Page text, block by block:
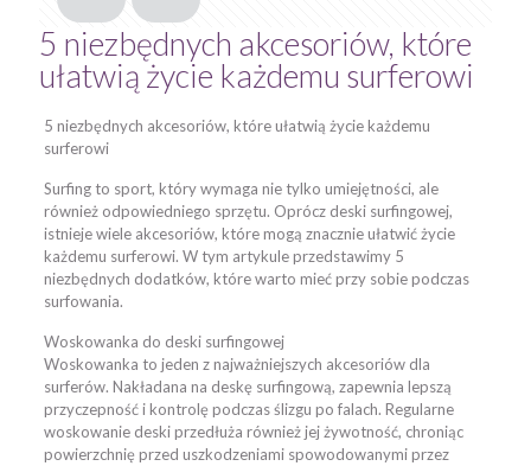
5 niezbędnych akcesoriów, które
ułatwią życie każdemu surferowi
5 niezbędnych akcesoriów, które ułatwią życie każdemu
surferowi
Surfing to sport, który wymaga nie tylko umiejętności, ale
również odpowiedniego sprzętu. Oprócz deski surfingowej,
istnieje wiele akcesoriów, które mogą znacznie ułatwić życie
każdemu surferowi. W tym artykule przedstawimy 5
niezbędnych dodatków, które warto mieć przy sobie podczas
surfowania.
Woskowanka do deski surfingowej
Woskowanka to jeden z najważniejszych akcesoriów dla
surferów. Nakładana na deskę surfingową, zapewnia lepszą
przyczepność i kontrolę podczas ślizgu po falach. Regularne
woskowanie deski przedłuża również jej żywotność, chroniąc
powierzchnię przed uszkodzeniami spowodowanymi przez